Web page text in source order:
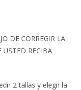
DE CORREGIR LA
USTED RECIBA
2 tallas y elegir la